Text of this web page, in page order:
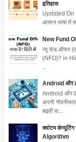
इतिहास
Updated
आसान भाषा में
New Fund
न्यू फंड ऑफर
(NFO)? in
Android और
Android और
अपनी
बढ़ती स...
क्वांटम
Algorithm